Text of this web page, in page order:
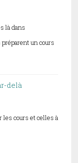
là dans
un cours
delà
les cours et celles à